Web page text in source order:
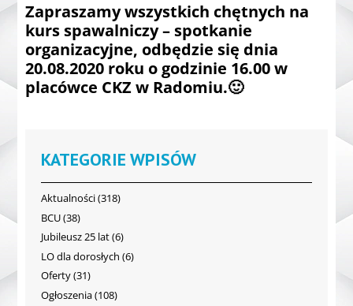
Zapraszamy wszystkich chętnych na
kurs spawalniczy – spotkanie
organizacyjne, odbędzie się dnia
20.08.2020 roku o godzinie 16.00 w
placówce CKZ w Radomiu.🙂
KATEGORIE WPISÓW
Aktualności(318)
BCU(38)
Jubileusz 25 lat(6)
LO dla dorosłych (6)
Oferty(31)
Ogłoszenia(108)